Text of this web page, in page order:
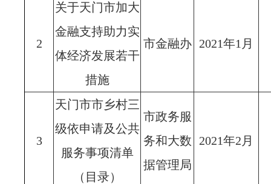
2
关于天门市加大
金融支持助力实
体经济发展若干
措施
市金融办 2021年1月
3
天门市市乡村三
级依申请及公共
服务事项清单
（目录）
市政务服
务和大数
据管理局
2021年2月